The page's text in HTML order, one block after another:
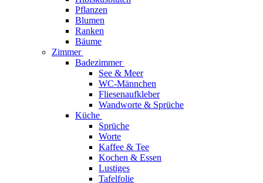
Pflanzen
Blumen
Ranken
Bäume
Zimmer
Badezimmer
See & Meer
WC-Männchen
Fliesenaufkleber
Wandworte & Sprüche
Küche
Sprüche
Worte
Kaffee & Tee
Kochen & Essen
Lustiges
Tafelfolie